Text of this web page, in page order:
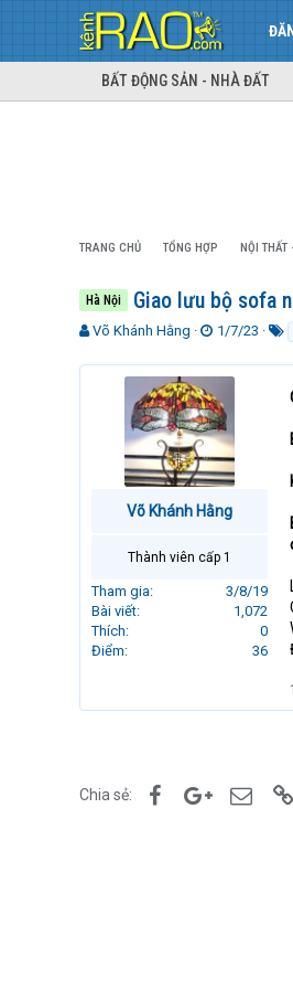
BẤT ĐỘNG SẢN - NHÀ ĐẤT
TRANG CHỦ TỔNG HỢP NỘI THẤT
Hà Nội Giao lưu bộ sofa
T
r
Võ Khánh Hằng
N
à
g
ử
1/7/23
k
h
a
Võ Khánh Hằng
Thành viên cấp 1
Tham gia
3/8/19
Bài viết
1,072
Thích
0
Điểm
36
Chia sẻ: FacebookGoogle+Email